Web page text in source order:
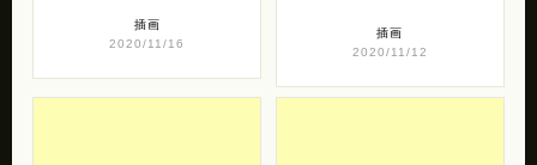
插画
2020/11/16
插画
2020/11/12